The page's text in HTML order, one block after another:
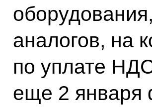
аналогов, на
по уплате
еще 2 января